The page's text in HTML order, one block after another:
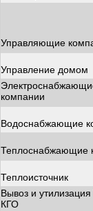
Управляющие
Управление домом
компании
Водоснабжающие
Теплоснабжающие
Теплоисточник
Вывоз и
КГО